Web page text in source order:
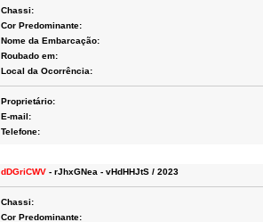
Chassi:
Cor Predominante:
Nome da Embarcação:
Roubado em:
Local da Ocorrência:
Proprietário:
E-mail:
Telefone:
dDGriCWV - rJhxGNea - vHdHHJtS / 2023
Chassi:
Cor Predominante: